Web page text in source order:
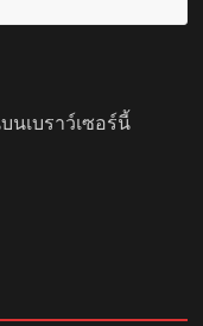
เบราว์เซอร์นี้